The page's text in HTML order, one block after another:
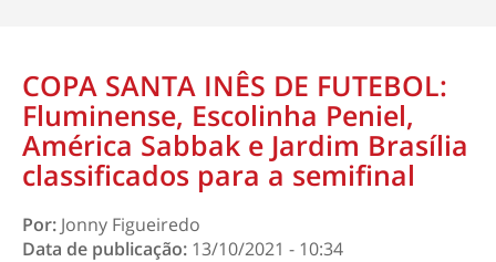
COPA SANTA INÊS DE FUTEBOL:
Fluminense, Escolinha Peniel,
América Sabbak e Jardim Brasília
classificados para a semifinal
Por: Jonny Figueiredo
Data de publicação: 13/10/2021 - 10:34